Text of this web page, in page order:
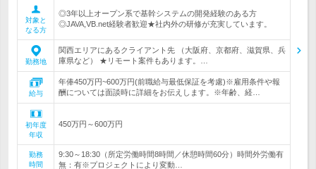
対象と
なる方
◎3年以上オープン系で基幹システムの開発経験のある方
◎JAVA,VB.net経験者歓迎★社内外の研修が充実しています。
勤務地
関西エリアにあるクライアント先 （大阪府、京都府、滋賀県、兵
庫県など） ★リモート案件もあります。…
給与
年俸450万円~600万円(前職給与最低保証を考慮)※雇用条件や報
酬については面談時に詳細をお伝えします。※年齢、経…
初年度
年収
450万円～600万円
勤務
時間
9:30～18:30（所定労働時間8時間／休憩時間60分）時間外労働有
無：有※プロジェクトにより変動…